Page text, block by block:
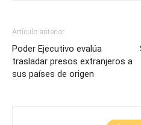
Artículo anterior
Poder Ejecutivo evalúa
trasladar presos extranjeros a
sus países de origen